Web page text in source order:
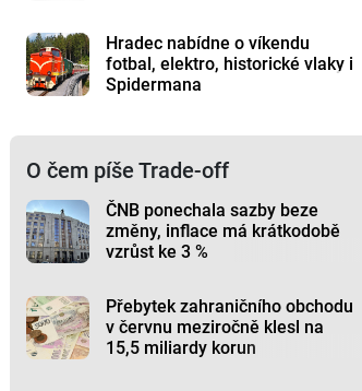
Hradec nabídne o víkendu
fotbal, elektro, historické vlaky i
Spidermana
O čem píše Trade-off
ČNB ponechala sazby beze
změny, inflace má krátkodobě
vzrůst ke 3 %
Přebytek zahraničního obchodu
v červnu meziročně klesl na
15,5 miliardy korun